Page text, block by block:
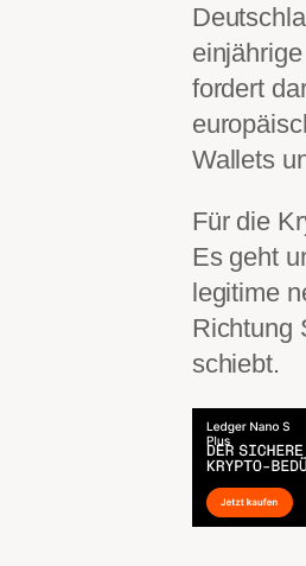
fordert
Wallets
Für die
Es geht
legitime
Richtung
schiebt.